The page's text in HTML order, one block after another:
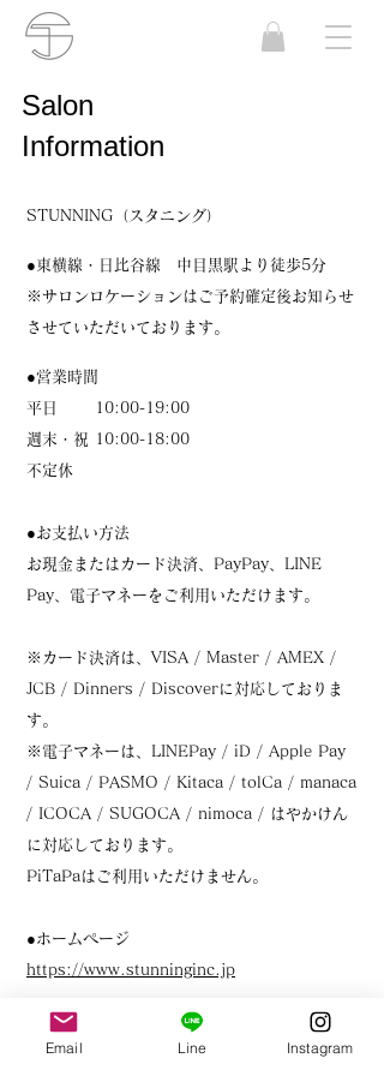
​Salon
Information
STUNNING（スタニング）
●東横線・日比谷線 中目黒駅より徒歩5分
※サロンロケーションはご予約確定後お知らせ
させていただいております。
●営業時間
平日 10:00-19:00
週末・祝 10:00-18:00
不定休
●お支払い方法
お現金またはカード決済、PayPay、LINE
Pay、電子マネーをご利用いただけます。
※カード決済は、VISA / Master / AMEX /
JCB / Dinners / Discoverに対応しておりま
す。
※電子マネーは、LINEPay / iD / Apple Pay
/ Suica / PASMO / Kitaca / tolCa / manaca
/ ICOCA / SUGOCA / nimoca / はやかけん
に対応しております。
PiTaPaはご利用いただけません。
●ホームページ
https://www.stunninginc.jp
| CONTACT US
Email Line Instagram